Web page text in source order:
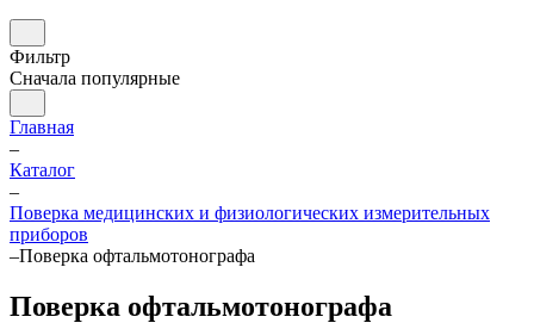
Фильтр
Сначала популярные
Главная
–
Каталог
–
Поверка медицинских и физиологических измерительных
приборов
–Поверка офтальмотонографа
Поверка офтальмотонографа